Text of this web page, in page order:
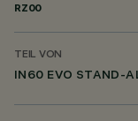
RZ00
TEIL VON
IN60 EVO STAND-